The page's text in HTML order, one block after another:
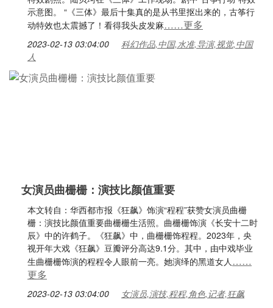
示意图。 “《三体》最后十集真的是从书里抠出来的，古筝行
动特效也太震撼了！看得我头皮发麻……更多
2023-02-13 03:04:00
科幻作品,中国,水准,导演,视觉,中国
人
女演员曲栅栅：演技比颜值重要
本文转自：华西都市报《狂飙》饰演“程程”获赞女演员曲栅
栅：演技比颜值重要曲栅栅生活照。曲栅栅饰演《长安十二时
辰》中的许鹤子。《狂飙》中，曲栅栅饰程程。2023年，央
视开年大戏《狂飙》豆瓣评分高达9.1分。其中，由中戏毕业
生曲栅栅饰演的程程令人眼前一亮。她演绎的黑道女人……
更多
2023-02-13 03:04:00 女演员,演技,程程,角色,记者,狂飙